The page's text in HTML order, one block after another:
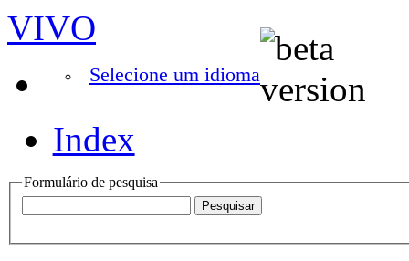
VIVO
Selecione um idioma
Index
Formulário de pesquisa